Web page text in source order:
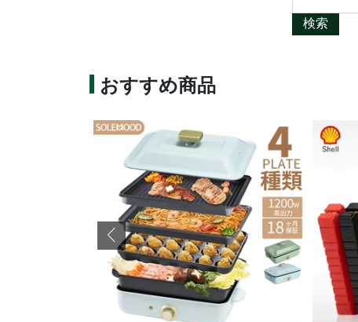
検索
おすすめ商品